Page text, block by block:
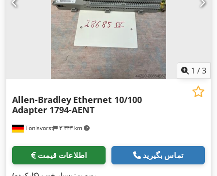
1 /3
Tönisvorst ۴٬۳۴۳ km
Allen-Bradley Ethernet 10/100
Adapter 1794-AENT
اطلاعات قیمت تماس بگیرید